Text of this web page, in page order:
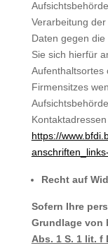
Verarbeitung
Daten gegen
Sie sich hierfür
Aufenthaltsortes
Firmensitzes
https://
Recht auf
Sofern Ihre
Grundlage von
Abs. 1 S. 1 lit. f